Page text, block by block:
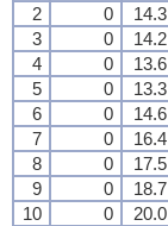
2
0 14.3
3
0 14.2
4
0 13.6
5
0 13.3
6
0 14.6
7
0 16.4
8
0 17.5
9
0 18.7
10
0 20.0
2
0 14.3
3
0 14.2
4
0 13.6
5
0 13.3
6
0 14.6
7
0 16.4
8
0 17.5
9
0 18.7
10
0 20.0
2
0 14.3
3
0 14.2
4
0 13.6
5
0 13.3
6
0 14.6
7
0 16.4
8
0 17.5
9
0 18.7
10
0 20.0
2
0 14.3
3
0 14.2
4
0 13.6
5
0 13.3
6
0 14.6
7
0 16.4
8
0 17.5
9
0 18.7
10
0 20.0